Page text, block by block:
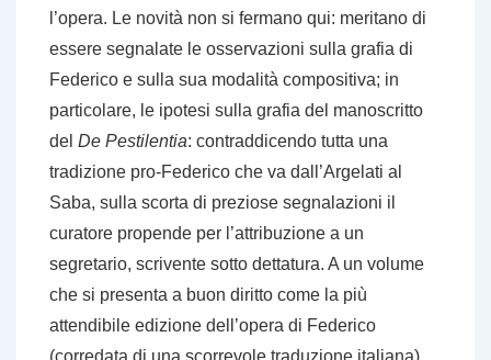
l’opera. Le novità non si fermano qui: meritano di
essere segnalate le osservazioni sulla grafia di
Federico e sulla sua modalità compositiva; in
particolare, le ipotesi sulla grafia del manoscritto
del De Pestilentia: contraddicendo tutta una
tradizione pro-Federico che va dall’Argelati al
Saba, sulla scorta di preziose segnalazioni il
curatore propende per l’attribuzione a un
segretario, scrivente sotto dettatura. A un volume
che si presenta a buon diritto come la più
attendibile edizione dell’opera di Federico